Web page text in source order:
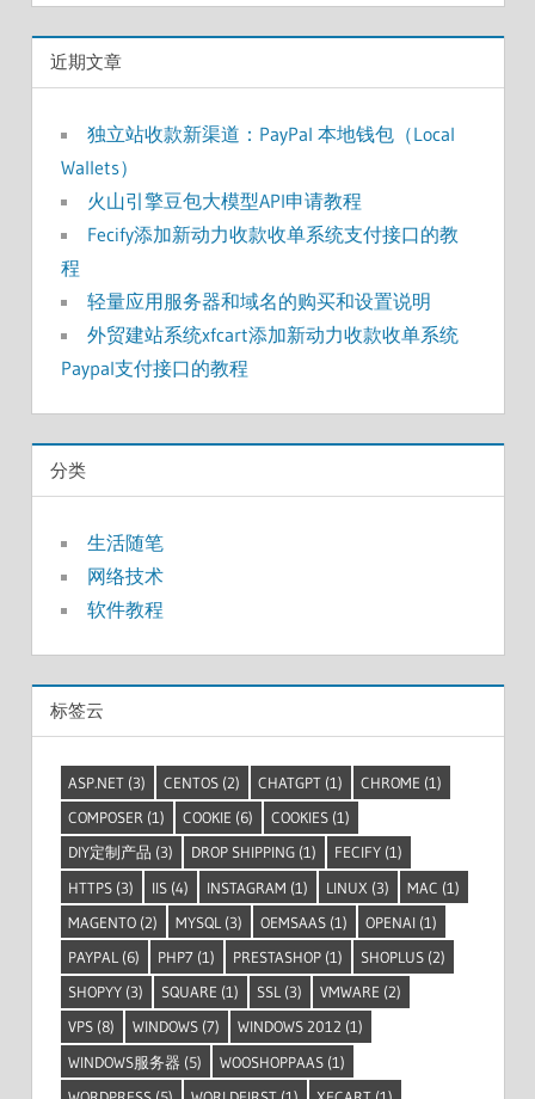
近期文章
独立站收款新渠道：PayPal 本地钱包（Local
Wallets）
火山引擎豆包大模型API申请教程
Fecify添加新动力收款收单系统支付接口的教
程
轻量应用服务器和域名的购买和设置说明
外贸建站系统xfcart添加新动力收款收单系统
Paypal支付接口的教程
分类
生活随笔
网络技术
软件教程
标签云
ASP.NET (3) CENTOS (2) CHATGPT (1) CHROME (1)
COMPOSER (1) COOKIE (6) COOKIES (1)
DIY定制产品 (3) DROP SHIPPING (1) FECIFY (1)
HTTPS (3) IIS (4) INSTAGRAM (1) LINUX (3) MAC (1)
MAGENTO (2) MYSQL (3) OEMSAAS (1) OPENAI (1)
PAYPAL (6) PHP7 (1) PRESTASHOP (1) SHOPLUS (2)
SHOPYY (3) SQUARE (1) SSL (3) VMWARE (2)
VPS (8) WINDOWS (7) WINDOWS 2012 (1)
WINDOWS服务器 (5) WOOSHOPPAAS (1)